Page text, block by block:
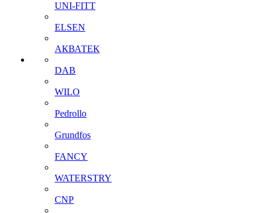
UNI-FITT
ELSEN
АКВАТЕК
DAB
WILO
Pedrollo
Grundfos
FANCY
WATERSTRY
CNP